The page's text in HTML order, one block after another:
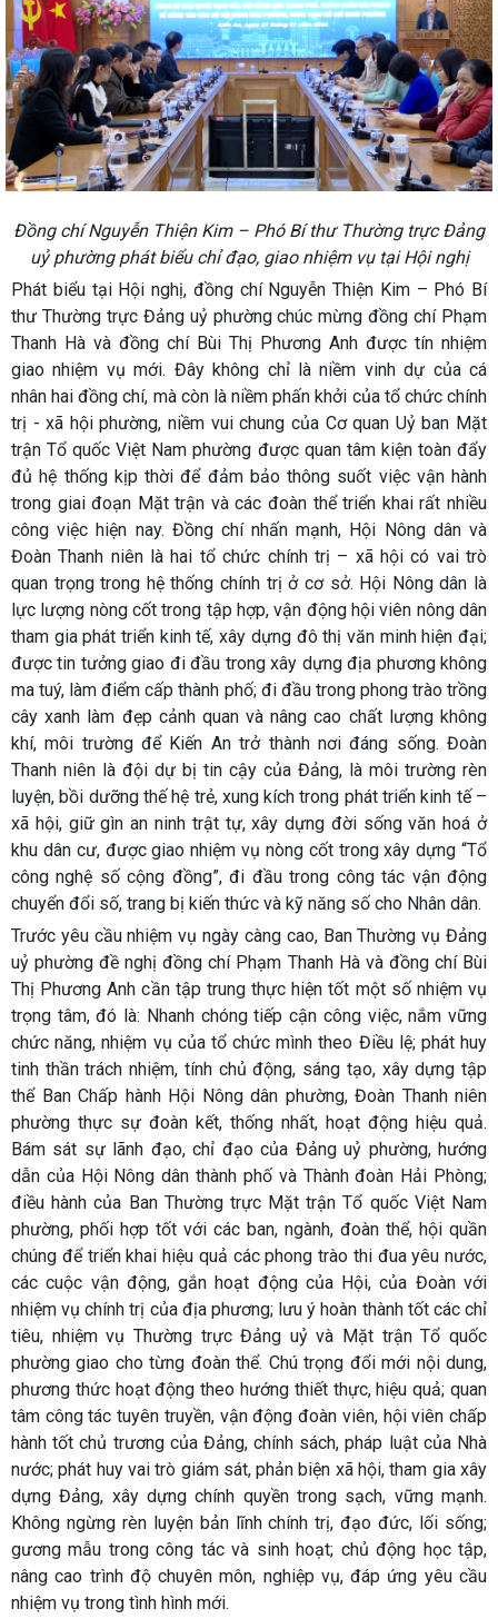
Đồng chí Nguyễn Thiện Kim – Phó Bí thư Thường trực Đảng
uỷ phường phát biểu chỉ đạo, giao nhiệm vụ tại Hội nghị
Phát biểu tại Hội nghị, đồng chí Nguyễn Thiện Kim – Phó Bí
thư Thường trực Đảng uỷ phường chúc mừng đồng chí Phạm
Thanh Hà và đồng chí Bùi Thị Phương Anh được tín nhiệm
giao nhiệm vụ mới. Đây không chỉ là niềm vinh dự của cá
nhân hai đồng chí, mà còn là niềm phấn khởi của tổ chức chính
trị - xã hội phường, niềm vui chung của Cơ quan Uỷ ban Mặt
trận Tổ quốc Việt Nam phường được quan tâm kiện toàn đẩy
đủ hệ thống kịp thời để đảm bảo thông suốt việc vận hành
trong giai đoạn Mặt trận và các đoàn thể triển khai rất nhiều
công việc hiện nay. Đồng chí nhấn mạnh, Hội Nông dân và
Đoàn Thanh niên là hai tổ chức chính trị – xã hội có vai trò
quan trọng trong hệ thống chính trị ở cơ sở. Hội Nông dân là
lực lượng nòng cốt trong tập hợp, vận động hội viên nông dân
tham gia phát triển kinh tế, xây dựng đô thị văn minh hiện đại;
được tin tưởng giao đi đầu trong xây dựng địa phương không
ma tuý, làm điểm cấp thành phố; đi đầu trong phong trào trồng
cây xanh làm đẹp cảnh quan và nâng cao chất lượng không
khí, môi trường để Kiến An trở thành nơi đáng sống. Đoàn
Thanh niên là đội dự bị tin cậy của Đảng, là môi trường rèn
luyện, bồi dưỡng thế hệ trẻ, xung kích trong phát triển kinh tế –
xã hội, giữ gìn an ninh trật tự, xây dựng đời sống văn hoá ở
khu dân cư, được giao nhiệm vụ nòng cốt trong xây dựng “Tổ
công nghệ số cộng đồng”, đi đầu trong công tác vận động
chuyển đổi số, trang bị kiến thức và kỹ năng số cho Nhân dân.
Trước yêu cầu nhiệm vụ ngày càng cao, Ban Thường vụ Đảng
uỷ phường đề nghị đồng chí Phạm Thanh Hà và đồng chí Bùi
Thị Phương Anh cần tập trung thực hiện tốt một số nhiệm vụ
trọng tâm, đó là: Nhanh chóng tiếp cận công việc, nắm vững
chức năng, nhiệm vụ của tổ chức mình theo Điều lệ; phát huy
tinh thần trách nhiệm, tính chủ động, sáng tạo, xây dựng tập
thể Ban Chấp hành Hội Nông dân phường, Đoàn Thanh niên
phường thực sự đoàn kết, thống nhất, hoạt động hiệu quả.
Bám sát sự lãnh đạo, chỉ đạo của Đảng uỷ phường, hướng
dẫn của Hội Nông dân thành phố và Thành đoàn Hải Phòng;
điều hành của Ban Thường trực Mặt trận Tổ quốc Việt Nam
phường, phối hợp tốt với các ban, ngành, đoàn thể, hội quần
chúng để triển khai hiệu quả các phong trào thi đua yêu nước,
các cuộc vận động, gắn hoạt động của Hội, của Đoàn với
nhiệm vụ chính trị của địa phương; lưu ý hoàn thành tốt các chỉ
tiêu, nhiệm vụ Thường trực Đảng uỷ và Mặt trận Tổ quốc
phường giao cho từng đoàn thể. Chú trọng đổi mới nội dung,
phương thức hoạt động theo hướng thiết thực, hiệu quả; quan
tâm công tác tuyên truyền, vận động đoàn viên, hội viên chấp
hành tốt chủ trương của Đảng, chính sách, pháp luật của Nhà
nước; phát huy vai trò giám sát, phản biện xã hội, tham gia xây
dựng Đảng, xây dựng chính quyền trong sạch, vững mạnh.
Không ngừng rèn luyện bản lĩnh chính trị, đạo đức, lối sống;
gương mẫu trong công tác và sinh hoạt; chủ động học tập,
nâng cao trình độ chuyên môn, nghiệp vụ, đáp ứng yêu cầu
nhiệm vụ trong tình hình mới.